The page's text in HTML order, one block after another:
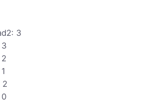
3
3
2
0